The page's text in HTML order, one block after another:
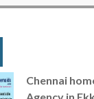
Chennai
Agency in